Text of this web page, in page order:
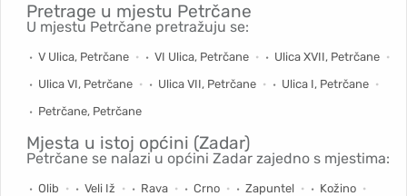
Pretrage u mjestu Petrčane
U mjestu Petrčane pretražuju se:
V Ulica, Petrčane VI Ulica, Petrčane
Ulica XVII, Petrčane
Ulica VI, Petrčane
Ulica VII, Petrčane
Ulica I, Petrčane
Petrčane, Petrčane
Mjesta u istoj općini (Zadar)
Petrčane se nalazi u općini Zadar zajedno s mjestima:
Olib Veli Iž Rava Crno Zapuntel
Kožino